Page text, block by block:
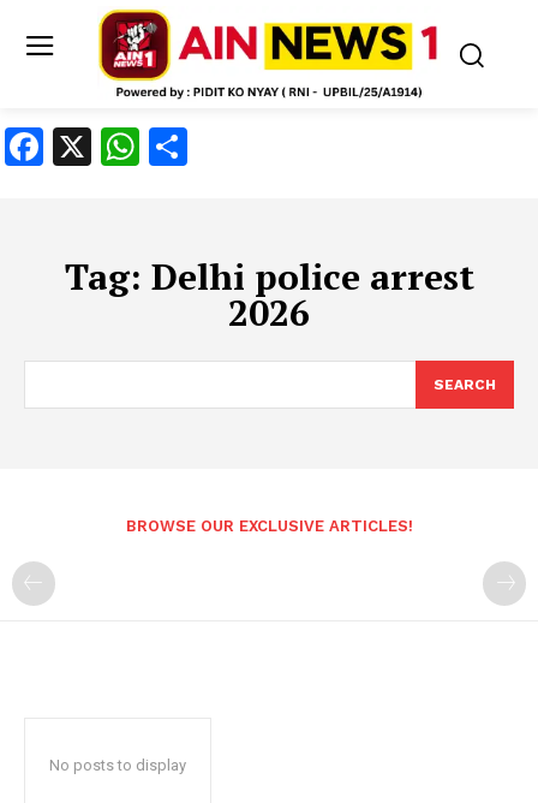
Facebook
X WhatsApp
Tag: Delhi police arrest
2026
SEARCH
BROWSE OUR EXCLUSIVE ARTICLES!
No posts to display